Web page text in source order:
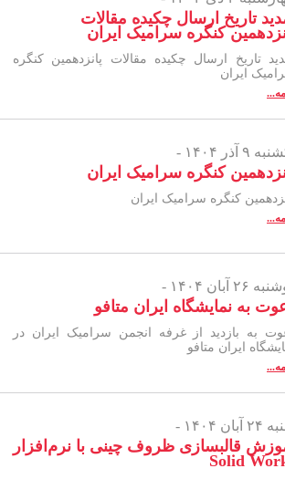
تاریخ ارسال چکیده مقالات
کنگره سرامیک ایران
تاریخ ارسال چکیده مقالات پانزدهمین کنگره
ایران
آذر ۱۴۰۴ -
کنگره سرامیک ایران
کنگره سرامیک ایران
آبان ۱۴۰۴ -
به نمایشگاه ایران متافو
به بازدید از غرفه انجمن سرامیک ایران در
ایران متافو
۱۴۰۴ -
قالبسازی ظروف چینی با نرم‌افزار
Solid